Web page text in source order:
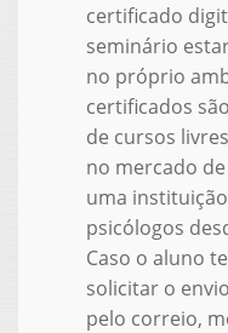
certificado
seminário
no próprio
certificados
de cursos
no mercado
uma
psicólogos
Caso o aluno
solicitar o
pelo correio,